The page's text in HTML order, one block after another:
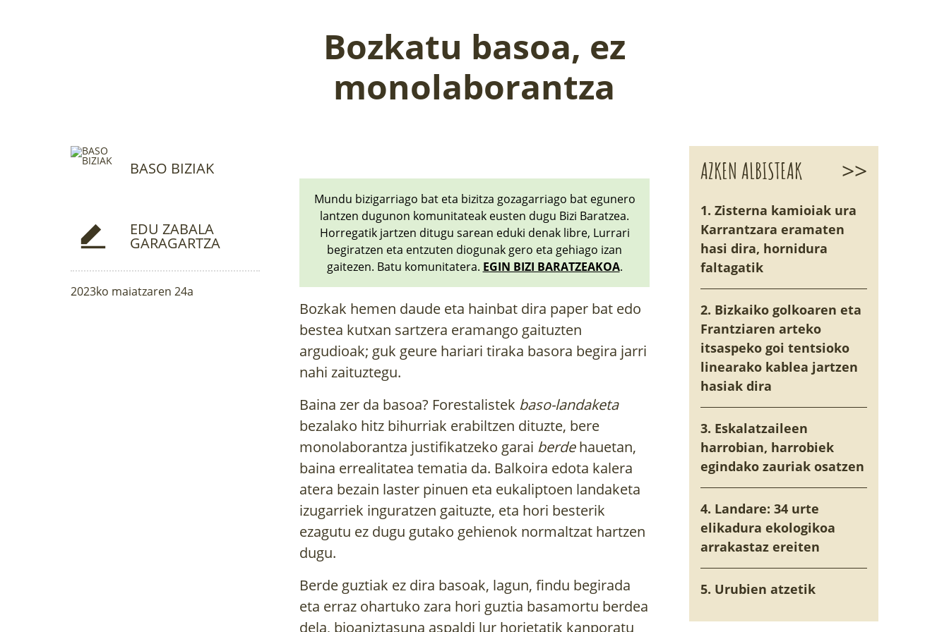
Bozkatu basoa, ez
monolaborantza
BASO BIZIAK
EDU ZABALA
GARAGARTZA
2023ko maiatzaren 24a
Mundu bizigarriago bat eta bizitza gozagarriago bat egunero
lantzen dugunon komunitateak eusten dugu Bizi Baratzea.
Horregatik jartzen ditugu sarean eduki denak libre, Lurrari
begiratzen eta entzuten diogunak gero eta gehiago izan
gaitezen. Batu komunitatera. EGIN BIZI BARATZEAKOA.
Bozkak hemen daude eta hainbat dira paper bat edo
bestea kutxan sartzera eramango gaituzten
argudioak; guk geure hariari tiraka basora begira jarri
nahi zaituztegu.
Baina zer da basoa? Forestalistek baso-landaketa
bezalako hitz bihurriak erabiltzen dituzte, bere
monolaborantza justifikatzeko garai berdehauetan,
baina errealitatea tematia da. Balkoira edota kalera
atera bezain laster pinuen eta eukaliptoen landaketa
izugarriek inguratzen gaituzte, eta hori besterik
ezagutu ez dugu gutako gehienok normaltzat hartzen
dugu.
Berde guztiak ez dira basoak, lagun, findu begirada
eta erraz ohartuko zara hori guztia basamortu berdea
dela, bioaniztasuna aspaldi lur horietatik kanporatu
AZKEN ALBISTEAK >>
1. Zisterna kamioiak ura
Karrantzara eramaten
hasi dira, hornidura
faltagatik
2. Bizkaiko golkoaren eta
Frantziaren arteko
itsaspeko goi tentsioko
linearako kablea jartzen
hasiak dira
3. Eskalatzaileen
harrobian, harrobiek
egindako zauriak osatzen
4. Landare: 34 urte
elikadura ekologikoa
arrakastaz ereiten
5. Urubien atzetik